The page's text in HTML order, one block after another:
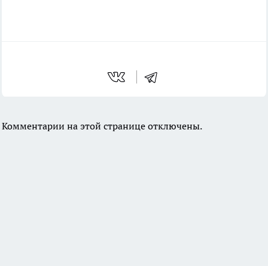
Комментарии на этой странице отключены.